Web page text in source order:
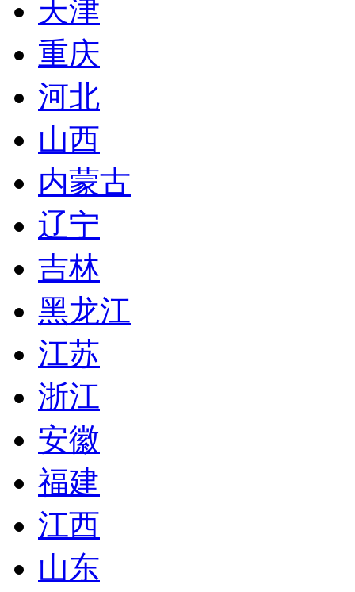
天津
重庆
河北
山西
内蒙古
辽宁
吉林
黑龙江
江苏
浙江
安徽
福建
江西
山东